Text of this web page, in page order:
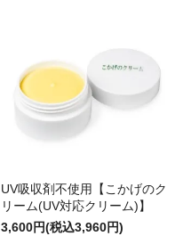
UV吸収剤不使用【こかげのク
リーム(UV対応クリーム)】
3,600円(税込3,960円)